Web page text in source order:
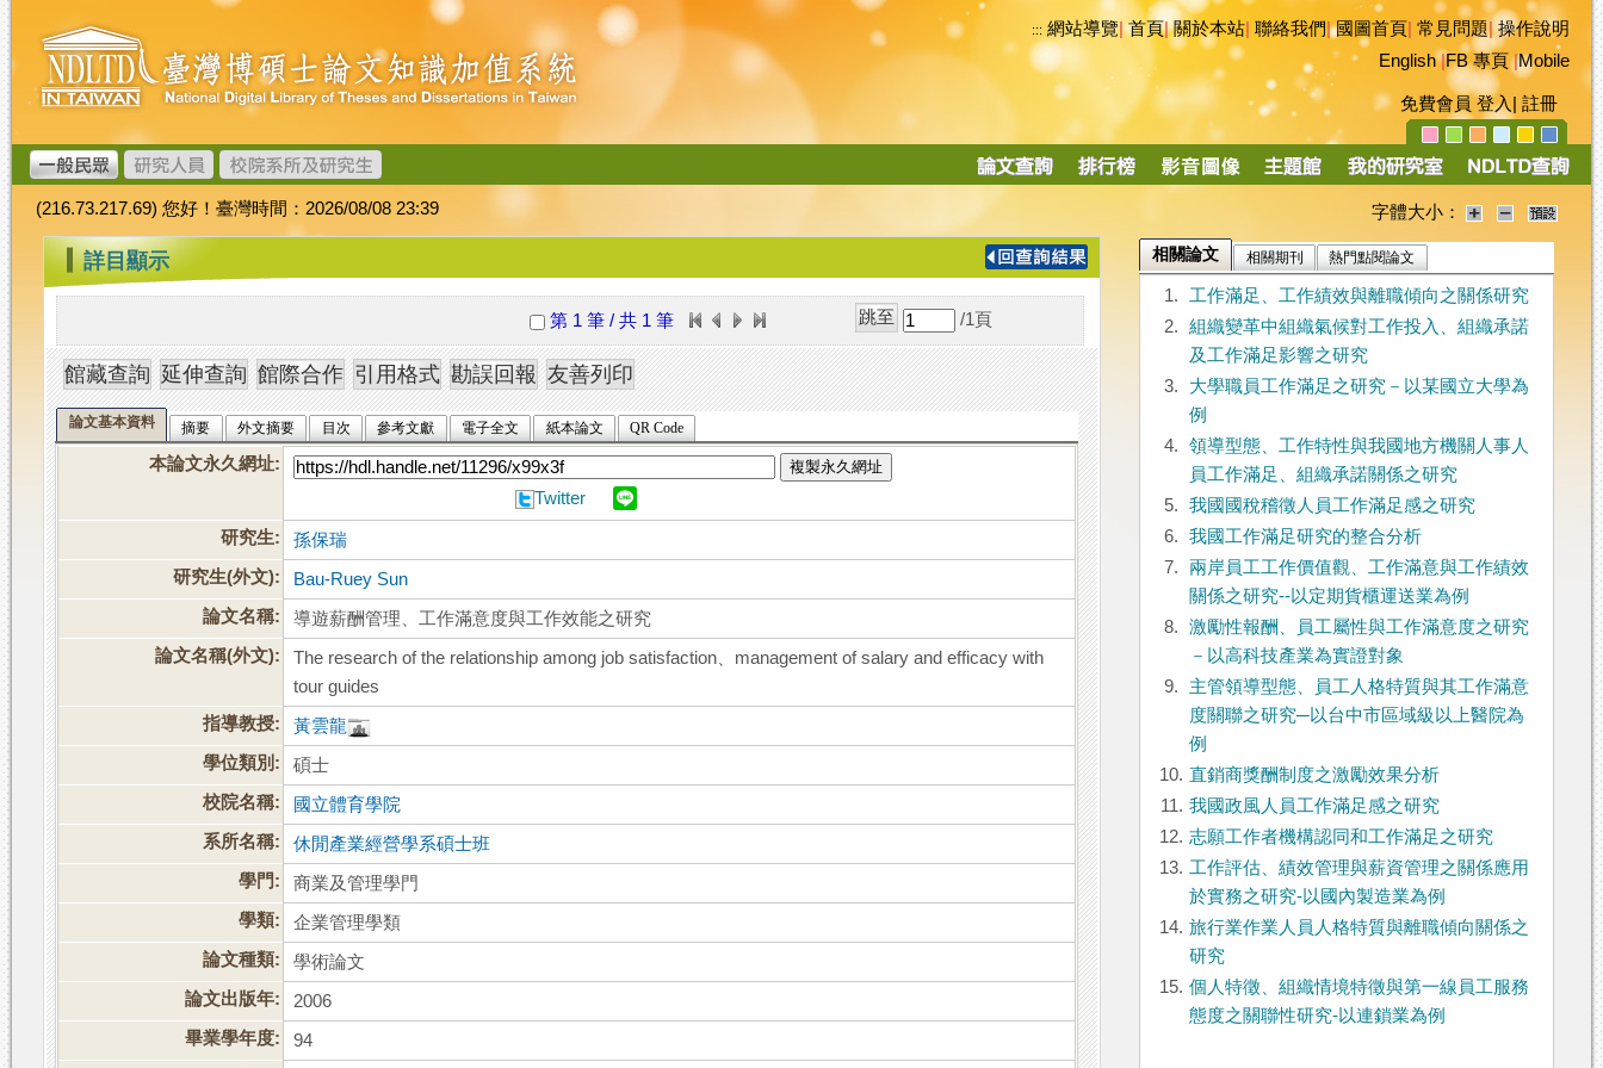
跳
到
主
要
內
容
臺
灣
博
碩
士
論
文
加
值
系
統
::: 網站導覽|首頁|關於本站 聯絡我們|國圖首頁 常見問題|操作說明
English|FB 專頁|Mobile
免費會員 登入 註冊
導
(216.73.217.69) 您好！臺灣時間：2026/08/08 23:39 字體大小：
::: 詳目顯示
第 1 筆 / 共 1 筆 /1 頁
論文基本資料 摘要 外文摘要 目次 參考文獻 電子全文 紙本論文 QR Code
本論文永久網址: 複製永久網址
Twitter
研究生:
孫保瑞
研究生(外文):
Bau-Ruey Sun
論文名稱:
導遊薪酬管理、工作滿意度與工作效能之研究
論文名稱(外文):
The research of the relationship among job satisfaction、management of salary and efficacy with
tour guides
指導教授:
黃雲龍
學位類別:
碩士
校院名稱:
國立體育學院
系所名稱:
休閒產業經營學系碩士班
學門:
商業及管理學門
學類:
企業管理學類
論文種類:
學術論文
論文出版年:
2006
畢業學年度:
94
相關論文 相關期刊 熱門點閱論文
1.
工作滿足、工作績效與離職傾向之關係研究
2.
組織變革中組織氣候對工作投入、組織承諾
及工作滿足影響之研究
3.
大學職員工作滿足之研究－以某國立大學為
例
4.
領導型態、工作特性與我國地方機關人事人
員工作滿足、組織承諾關係之研究
5.
我國國稅稽徵人員工作滿足感之研究
6.
我國工作滿足研究的整合分析
7.
兩岸員工工作價值觀、工作滿意與工作績效
關係之研究--以定期貨櫃運送業為例
8.
激勵性報酬、員工屬性與工作滿意度之研究
－以高科技產業為實證對象
9.
主管領導型態、員工人格特質與其工作滿意
度關聯之研究─以台中市區域級以上醫院為
例
10. 直銷商獎酬制度之激勵效果分析
11. 我國政風人員工作滿足感之研究
12. 志願工作者機構認同和工作滿足之研究
13. 工作評估、績效管理與薪資管理之關係應用
於實務之研究-以國內製造業為例
14. 旅行業作業人員人格特質與離職傾向關係之
研究
15. 個人特徵、組織情境特徵與第一線員工服務
態度之關聯性研究-以連鎖業為例